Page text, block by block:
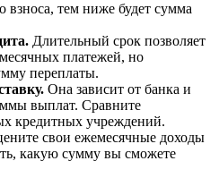
взноса, тем ниже будет сумма
Длительный срок позволяет
платежей, но
переплаты.
Она зависит от банка и
выплат. Сравните
кредитных учреждений.
свои ежемесячные доходы
какую сумму вы сможете